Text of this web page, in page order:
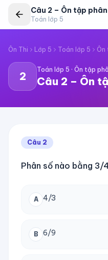
Câu 2 – Ôn tập
Toán lớp 5
Ôn Thi Lớp 5 Toán lớp 5 Ôn
2
Toán lớp 5 · Ôn tập
Câu 2 – Ôn
Câu 2
Phân số nào bằng 3/
A 4/3
B 6/9